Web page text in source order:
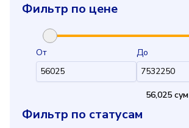
Фильтр по цене
От До
56,025 cум
Фильтр по статусам